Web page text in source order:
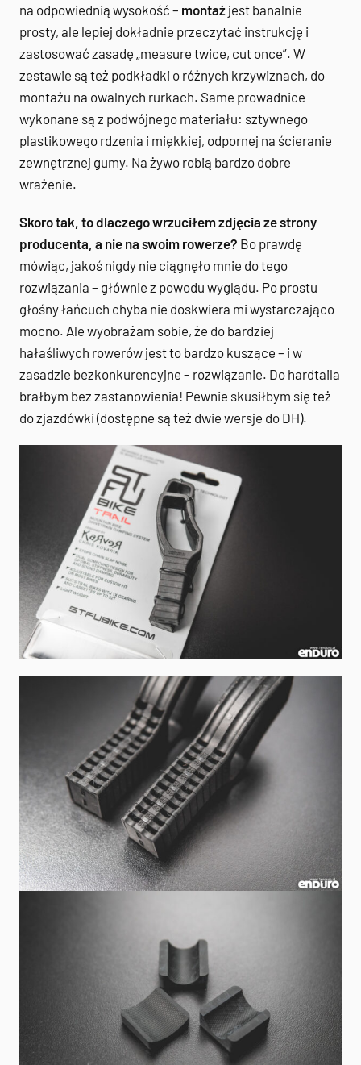
na odpowiednią wysokość – montaż jest banalnie
prosty, ale lepiej dokładnie przeczytać instrukcję i
zastosować zasadę „measure twice, cut once”. W
zestawie są też podkładki o różnych krzywiznach, do
montażu na owalnych rurkach. Same prowadnice
wykonane są z podwójnego materiału: sztywnego
plastikowego rdzenia i miękkiej, odpornej na ścieranie
zewnętrznej gumy. Na żywo robią bardzo dobre
wrażenie.
Skoro tak, to dlaczego wrzuciłem zdjęcia ze strony
producenta, a nie na swoim rowerze? Bo prawdę
mówiąc, jakoś nigdy nie ciągnęło mnie do tego
rozwiązania – głównie z powodu wyglądu. Po prostu
głośny łańcuch chyba nie doskwiera mi wystarczająco
mocno. Ale wyobrażam sobie, że do bardziej
hałaśliwych rowerów jest to bardzo kuszące – i w
zasadzie bezkonkurencyjne – rozwiązanie. Do hardtaila
brałbym bez zastanowienia! Pewnie skusiłbym się też
do zjazdówki (dostępne są też dwie wersje do DH).